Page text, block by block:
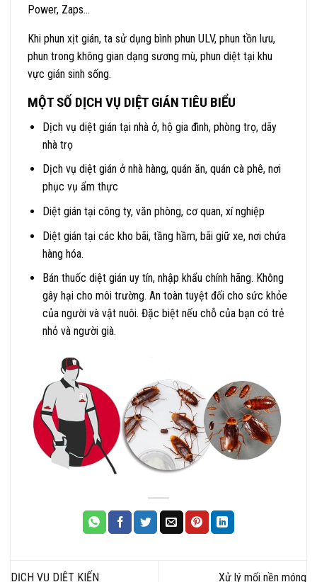
Power, Zaps…
Khi phun xịt gián, ta sử dụng bình phun ULV, phun tồn lưu,
phun trong không gian dạng sương mù, phun diệt tại khu
vực gián sinh sống.
MỘT SỐ DỊCH VỤ DIỆT GIÁN TIÊU BIỂU
Dịch vụ diệt gián tại nhà ở, hộ gia đình, phòng trọ, dãy
nhà trọ
Dịch vụ diệt gián ở nhà hàng, quán ăn, quán cà phê, nơi
phục vụ ẩm thực
Diệt gián tại công ty, văn phòng, cơ quan, xí nghiệp
Diệt gián tại các kho bãi, tầng hầm, bãi giữ xe, nơi chứa
hàng hóa.
Bán thuốc diệt gián uy tín, nhập khẩu chính hãng. Không
gây hại cho môi trường. An toàn tuyệt đối cho sức khỏe
của người và vật nuôi. Đặc biệt nếu chỗ của bạn có trẻ
nhỏ và người già.
DỊCH VỤ DIỆT KIẾN Xử lý mối nền móng